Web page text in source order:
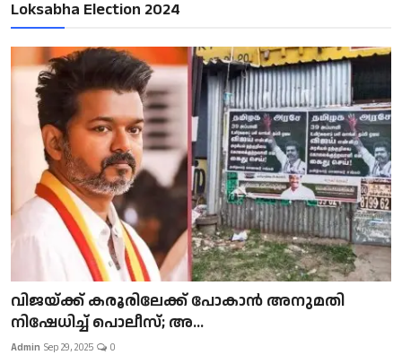
Loksabha Election 2024
വിജയ്ക്ക് കരൂരിലേക്ക് പോകാൻ അനുമതി
നിഷേധിച്ച് പൊലീസ്; അ...
Admin Sep 29, 2025 0